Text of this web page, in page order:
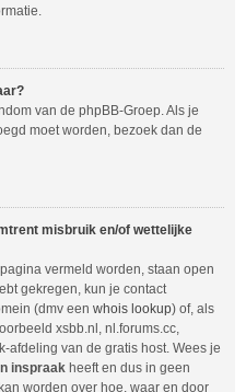
van de phpBB-Groep. Als je
moet worden, bezoek dan de
misbruik en/of wettelijke
vermeld worden, staan open
gekregen, kun je contact
(dmv een whois lookup) of, als
xsbb.nl, nl.forums.cc,
afdeling van de gratis host. Wees je
inspraak heeft en dus in geen
worden over hoe, waar en door